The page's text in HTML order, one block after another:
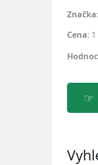
Značka:
Cena: